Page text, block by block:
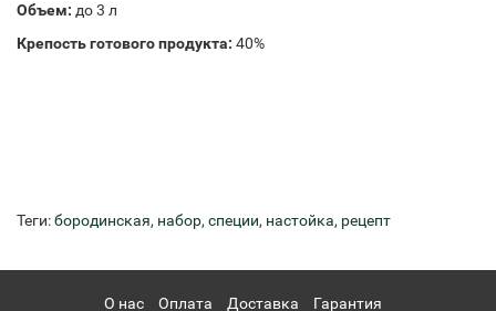
Объем: до 3 л
Крепость готового продукта: 40%
Теги:бородинская, набор, специи, настойка, рецепт
О нас Оплата Доставка Гарантия